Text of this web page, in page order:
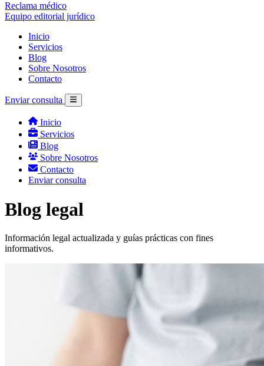
Reclama médico
Equipo editorial jurídico
Inicio
Servicios
Blog
Sobre Nosotros
Contacto
Enviar consulta
Inicio
Servicios
Blog
Sobre Nosotros
Contacto
Enviar consulta
Blog legal
Información legal actualizada y guías prácticas con fines
informativos.